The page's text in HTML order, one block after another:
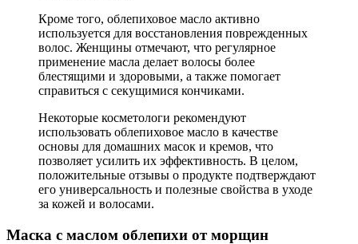
Кроме того, облепиховое масло активно
используется для восстановления поврежденных
волос. Женщины отмечают, что регулярное
применение масла делает волосы более
блестящими и здоровыми, а также помогает
справиться с секущимися кончиками.
Некоторые косметологи рекомендуют
использовать облепиховое масло в качестве
основы для домашних масок и кремов, что
позволяет усилить их эффективность. В целом,
положительные отзывы о продукте подтверждают
его универсальность и полезные свойства в уходе
за кожей и волосами.
Маска с маслом облепихи от морщин